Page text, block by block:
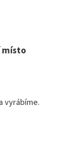
místo
vyrábíme.